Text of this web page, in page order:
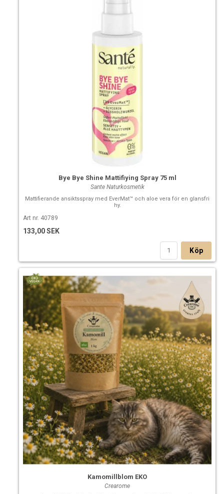
Bye Bye Shine Mattifiying Spray 75 ml
Sante Naturkosmetik
Mattifierande ansiktsspray med EverMat™ och aloe vera för en glansfri
hy.
Art nr. 40789
133,00 SEK
Köp
Kamomillblom EKO
Crearome